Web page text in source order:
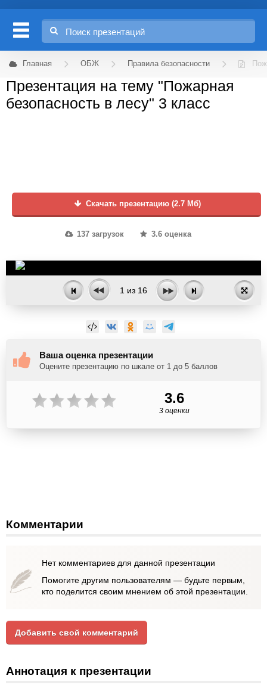
Главная ОБЖ Правила безопасности
Презентация на тему "Пожарная
безопасность в лесу" 3 класс
Скачать презентацию (2.7 Мб)
137 загрузок 3.6 оценка
1 из 16
Ваша оценка презентации
Оцените презентацию по шкале от 1 до 5 баллов
3.6
3 оценки
Комментарии
Нет комментариев для данной презентации
Помогите другим пользователям — будьте первым,
кто поделится своим мнением об этой презентации.
Добавить свой комментарий
Аннотация к презентации